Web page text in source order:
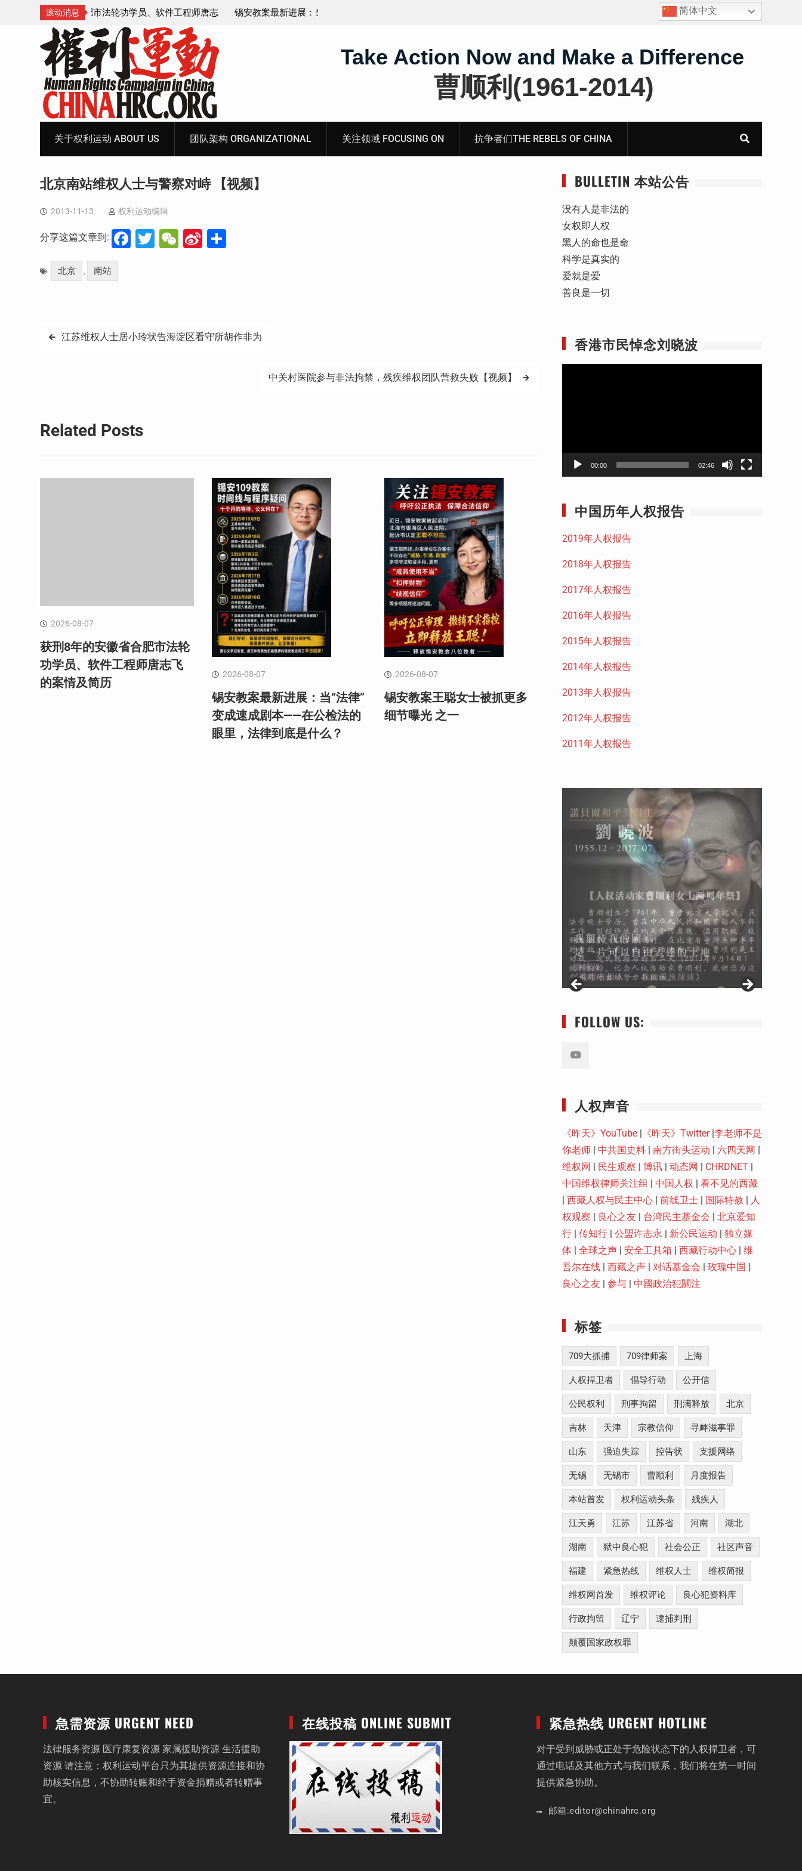
滚动消息
、软件工程师唐志
锡安教案最新进展：当“法律”变成速成剧本——在公检
法的眼里，法律到底是什么？
王藏：颠倒黑白，推卸责任，继续为村支书恶行当保护
简体中文
Take Action Now and Make a Difference
曹顺利(1961-2014)
关于权利运动 ABOUT US 团队架构 ORGANIZATIONAL 关注领域 FOCUSING ON 抗争者们THE REBELS OF CHINA
北京南站维权人士与警察对峙 【视频】
2013-11-13 权利运动编辑
分享这篇文章到: Facebook
Twitter
WeChat
Sina
北京 , 南站
文 江苏维权人士居小玲状告海淀区看守所胡作非为
中关村医院参与非法拘禁，残疾维权团队营救失败【视频】
Related Posts
2026-08-07
获刑8年的安徽省合肥市法轮
功学员、软件工程师唐志飞
的案情及简历
2026-08-07
锡安教案最新进展：当“法律”
变成速成剧本——在公检法的
眼里，法律到底是什么？
2026-08-07
锡安教案王聪女士被抓更多
细节曝光 之一
BULLETIN 本站公告
没有人是非法的
女权即人权
黑人的命也是命
科学是真实的
爱就是爱
善良是一切
香港市民悼念刘晓波
00:00 02:46
中国历年人权报告
2019年人权报告
2018年人权报告
2017年人权报告
2016年人权报告
2015年人权报告
2014年人权报告
2013年人权报告
2012年人权报告
2011年人权报告
FOLLOW US:
人权声音
《昨天》YouTube | 《昨天》Twitter|李老师不是
你老师 | 中共国史料 | 南方街头运动 | 六四天网 |
维权网 | 民生观察 | 博讯 | 动态网 | CHRDNET |
中国维权律师关注组 | 中国人权 | 看不见的西藏
| 西藏人权与民主中心 | 前线卫士 | 国际特赦 | 人
权观察 | 良心之友 | 台湾民主基金会 | 北京爱知
行 | 传知行 | 公盟许志永 | 新公民运动 | 独立媒
体 | 全球之声 | 安全工具箱 | 西藏行动中心 | 维
吾尔在线 | 西藏之声 | 对话基金会 | 玫瑰中国 |
良心之友 | 参与 | 中國政治犯關注
标签
709大抓捕 709律师案 上海
人权捍卫者 倡导行动 公开信
公民权利 刑事拘留 刑满释放 北京
吉林 天津 宗教信仰 寻衅滋事罪
山东 强迫失踪 控告状 支援网络
无锡 无锡市 曹顺利 月度报告
本站首发 权利运动头条 残疾人
江天勇 江苏 江苏省 河南 湖北
湖南 狱中良心犯 社会公正 社区声音
福建 紧急热线 维权人士 维权简报
维权网首发 维权评论 良心犯资料库
行政拘留 辽宁 逮捕判刑
颠覆国家政权罪
急需资源 URGENT NEED
法律服务资源 医疗康复资源 家属援助资源 生活援助
资源 请注意：权利运动平台只为其提供资源连接和协
助核实信息，不协助转账和经手资金捐赠或者转赠事
宜。
在线投稿 ONLINE SUBMIT 紧急热线 URGENT HOTLINE
对于受到威胁或正处于危险状态下的人权捍卫者，可
通过电话及其他方式与我们联系，我们将在第一时间
提供紧急协助。
邮箱:editor@chinahrc.org